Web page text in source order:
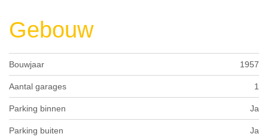
Gebouw
Bouwjaar 1957
Aantal garages 1
Parking binnen Ja
Parking buiten Ja